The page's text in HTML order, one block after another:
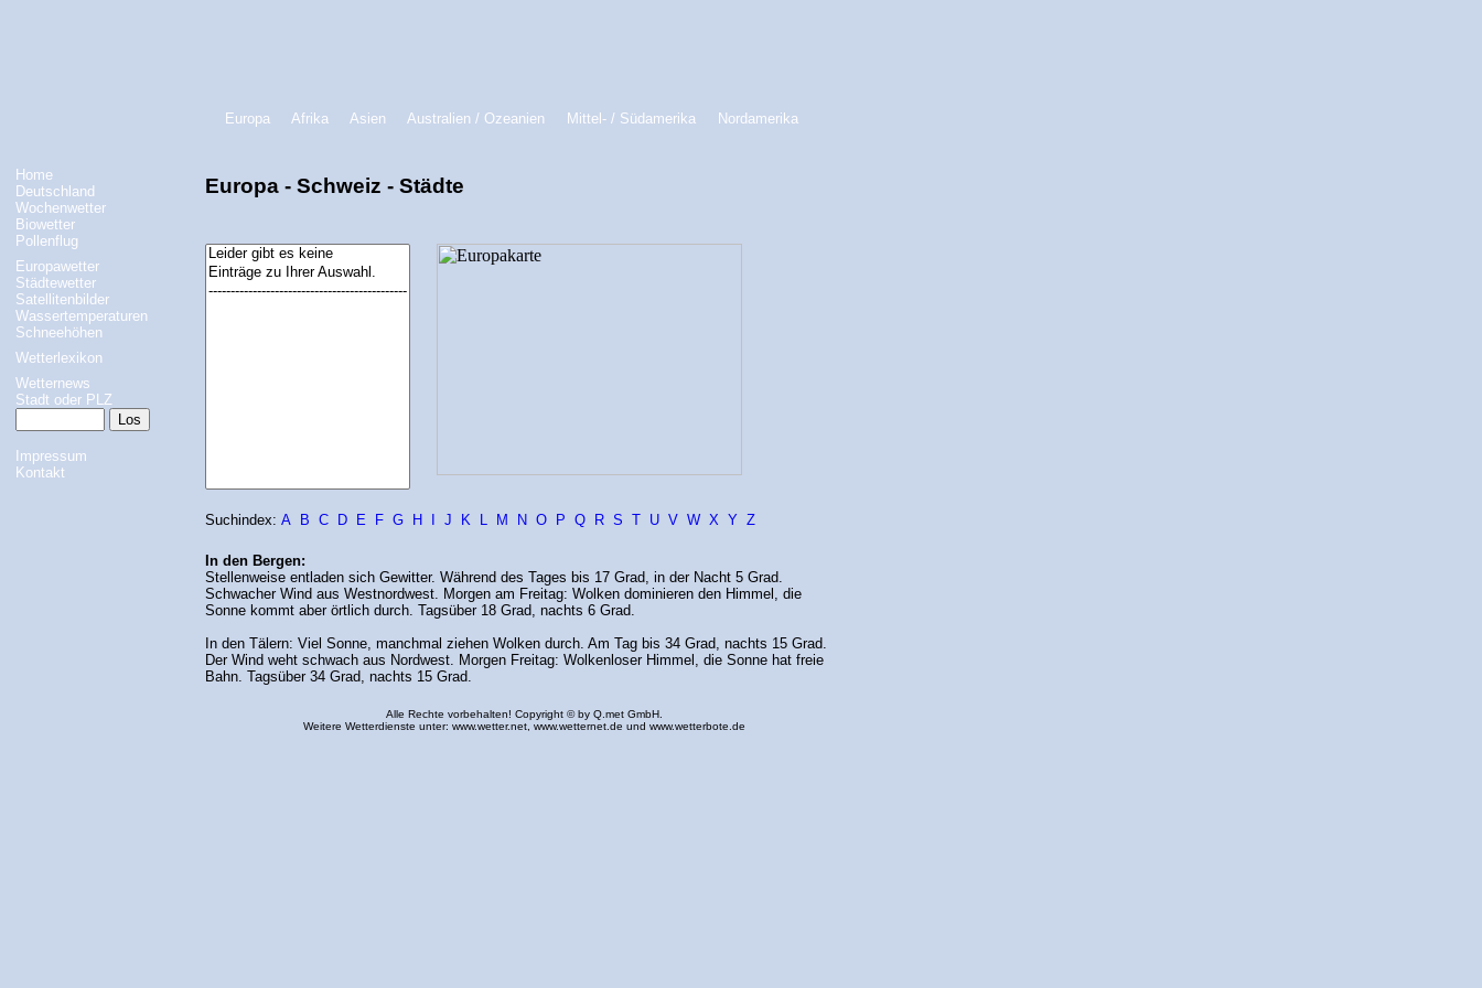
Europa Afrika Asien Australien / Ozeanien Mittel- / Südamerika Nordamerika
Home
Deutschland
Wochenwetter
Biowetter
Pollenflug
Europawetter
Städtewetter
Satellitenbilder
Wassertemperaturen
Schneehöhen
Wetterlexikon
Wetternews
Stadt oder PLZ
Impressum
Kontakt
Europa - Schweiz - Städte
Suchindex: A B C D E F G H J K L M N O P Q R S T U V W X Y Z
In den Bergen:
Stellenweise entladen sich Gewitter. Während des Tages bis 17 Grad, in der Nacht 5 Grad.
Schwacher Wind aus Westnordwest. Morgen am Freitag: Wolken dominieren den Himmel, die
Sonne kommt aber örtlich durch. Tagsüber 18 Grad, nachts 6 Grad.
In den Tälern: Viel Sonne, manchmal ziehen Wolken durch. Am Tag bis 34 Grad, nachts 15 Grad.
Der Wind weht schwach aus Nordwest. Morgen Freitag: Wolkenloser Himmel, die Sonne hat freie
Bahn. Tagsüber 34 Grad, nachts 15 Grad.
Alle Rechte vorbehalten! Copyright © by Q.met GmbH.
Weitere Wetterdienste unter: www.wetter.net, www.wetternet.de und www.wetterbote.de